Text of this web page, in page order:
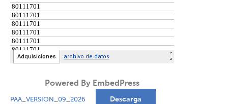
Powered By EmbedPress
PAA_VERSION_09_2026 Descarga